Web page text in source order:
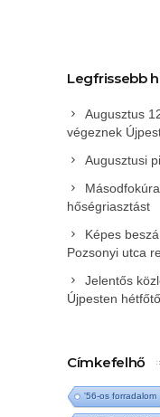
Legfrissebb
Augusztus
végeznek
Augusztusi
hőségriasztást
Képes
Pozsonyi utca
Jelentős
Újpesten
Címkefelhő
'56-os forradalom